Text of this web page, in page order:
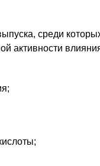
среди
активности